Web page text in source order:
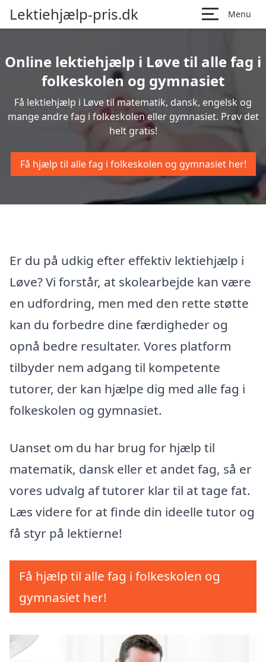
Lektiehjælp-pris.dk Menu
Online lektiehjælp i Løve til alle fag i
folkeskolen og gymnasiet
Få lektiehjælp i Løve til matematik, dansk, engelsk og
mange andre fag i folkeskolen eller gymnasiet. Prøv det
helt gratis!
Få hjælp til alle fag i folkeskolen og gymnasiet her!
Er du på udkig efter effektiv lektiehjælp i
Løve? Vi forstår, at skolearbejde kan være
en udfordring, men med den rette støtte
kan du forbedre dine færdigheder og
opnå bedre resultater. Vores platform
tilbyder nem adgang til kompetente
tutorer, der kan hjælpe dig med alle fag i
folkeskolen og gymnasiet.
Uanset om du har brug for hjælp til
matematik, dansk eller et andet fag, så er
vores udvalg af tutorer klar til at tage fat.
Læs videre for at finde din ideelle tutor og
få styr på lektierne!
Få hjælp til alle fag i folkeskolen og
gymnasiet her!